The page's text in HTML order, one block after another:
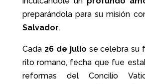
preparándola para su misión
Salvador.
Cada 26 de julio se celebra su
rito romano, fecha que fue
reformas del Concilio